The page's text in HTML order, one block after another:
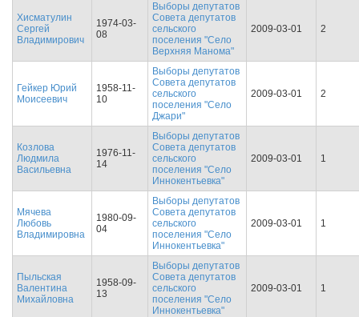
Хисматулин
Сергей
Владимирович
1974-03-
08
Выборы депутатов
Совета депутатов
сельского
поселения "Село
Верхняя Манома"
2009-03-01 2
Гейкер Юрий
Моисеевич
1958-11-
10
Выборы депутатов
Совета депутатов
сельского
поселения "Село
Джари"
2009-03-01 2
Козлова
Людмила
Васильевна
1976-11-
14
Выборы депутатов
Совета депутатов
сельского
поселения "Село
Иннокентьевка"
2009-03-01 1
Мячева
Любовь
Владимировна
1980-09-
04
Выборы депутатов
Совета депутатов
сельского
поселения "Село
Иннокентьевка"
2009-03-01 1
Пыльская
Валентина
Михайловна
1958-09-
13
Выборы депутатов
Совета депутатов
сельского
поселения "Село
Иннокентьевка"
2009-03-01 1